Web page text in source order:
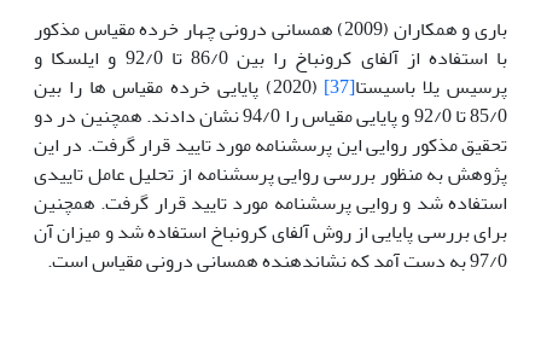
باری و همکاران (2009) همسانی درونی چهار خرده مقیاس مذکور
با استفاده از آلفای کرونباخ را بین 86/0 تا 92/0 و ایلسکا و
پرسیس یلا باسیستا[37]
(2020) پایایی خرده مقیاس ها را بین
85/0 تا 92/0 و پایایی مقیاس را 94/0 نشان دادند. همچنین در دو
تحقیق مذکور روایی این پرسشنامه مورد تایید قرار گرفت. در این
پژوهش به منظور بررسی روایی پرسشنامه از تحلیل عامل تاییدی
استفاده شد و روایی پرسشنامه مورد تایید قرار گرفت. همچنین
برای بررسی پایایی از روش آلفای کرونباخ استفاده شد و میزان آن
97/0 به دست آمد که نشان­دهنده همسانی درونی مقیاس است.